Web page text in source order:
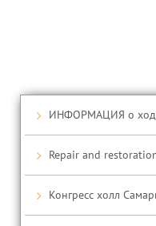
ИНФОРМАЦИЯ о ходе
Repair and
Конгресс холл